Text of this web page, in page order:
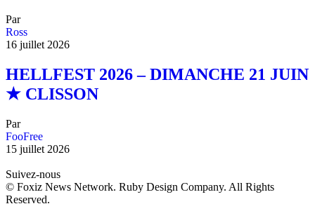
Par
Ross
16 juillet 2026
HELLFEST 2026 – DIMANCHE 21 JUIN
★ CLISSON
Par
FooFree
15 juillet 2026
Suivez-nous
© Foxiz News Network. Ruby Design Company. All Rights
Reserved.